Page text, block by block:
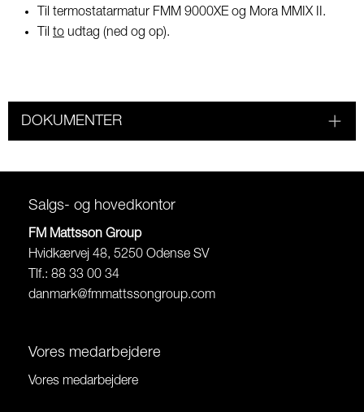
Til termostatarmatur FMM 9000XE og Mora MMIX II.
Til to udtag (ned og op).
DOKUMENTER
Salgs- og hovedkontor
FM Mattsson Group
Hvidkærvej 48, 5250 Odense SV
Tlf.: 88 33 00 34
danmark@fmmattssongroup.com
Vores medarbejdere
Vores medarbejdere